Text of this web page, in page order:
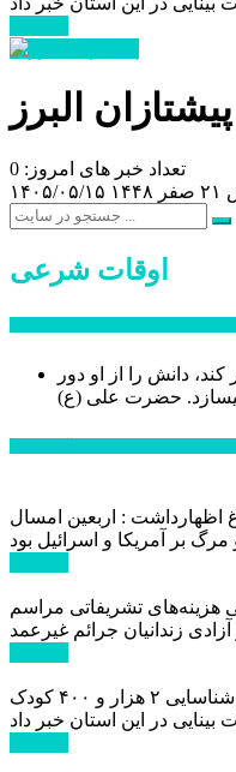
پیشتازان البرز
تعداد خبر های امروز: 0
۱۴۰۵/۰۵/۱۵
اوقات شرعی
دانش را از او دور
حضرت علی (ع)
اظهارداشت : اربعین امسال
هزینه‌های تشریفاتی مراسم
زندانیان جرائم غیرعمد
مدیر کل بهزیستی استان البرز از شناسایی ۲ هزار و ۴۰۰ کودک